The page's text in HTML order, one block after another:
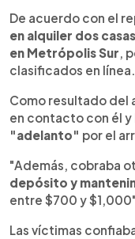
De acuerdo con el
en alquiler dos
en Metrópolis Sur,
clasificados en línea.
Como resultado del
en contacto con él y
"adelanto" por el
"Además, cobraba
depósito y
entre $700 y
Las víctimas